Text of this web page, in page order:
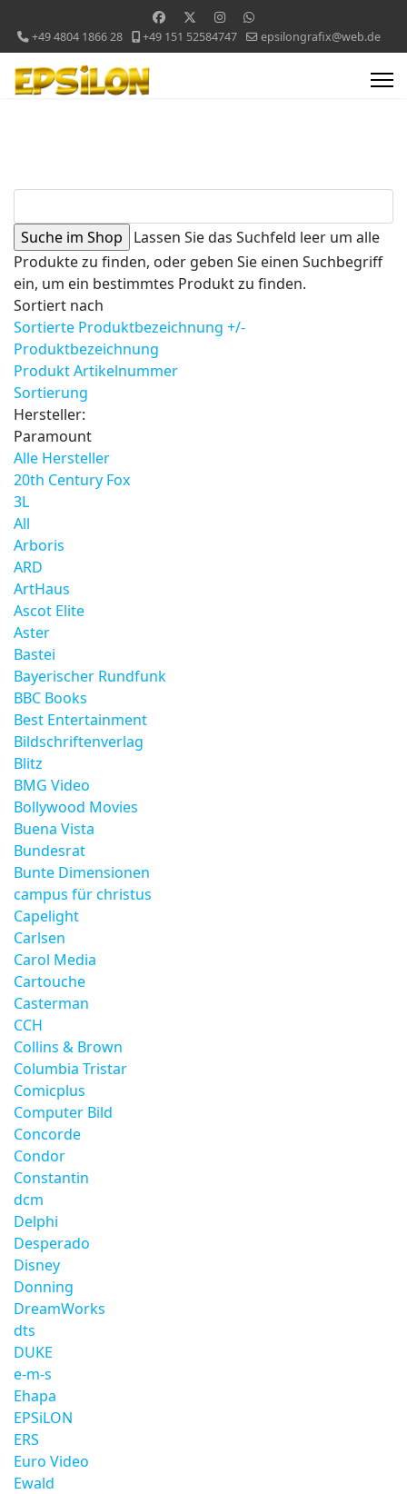
+49 4804 1866 28 +49 151 52584747 epsilongrafix@web.de
Lassen Sie das Suchfeld leer um alle
Produkte zu finden, oder geben Sie einen Suchbegriff
ein, um ein bestimmtes Produkt zu finden.
Sortiert nach
Sortierte Produktbezeichnung +/-
Produktbezeichnung
Produkt Artikelnummer
Sortierung
Hersteller:
Paramount
Alle Hersteller
20th Century Fox
3L
All
Arboris
ARD
ArtHaus
Ascot Elite
Aster
Bastei
Bayerischer Rundfunk
BBC Books
Best Entertainment
Bildschriftenverlag
Blitz
BMG Video
Bollywood Movies
Buena Vista
Bundesrat
Bunte Dimensionen
campus für christus
Capelight
Carlsen
Carol Media
Cartouche
Casterman
CCH
Collins & Brown
Columbia Tristar
Comicplus
Computer Bild
Concorde
Condor
Constantin
dcm
Delphi
Desperado
Disney
Donning
DreamWorks
dts
DUKE
e-m-s
Ehapa
EPSiLON
ERS
Euro Video
Ewald